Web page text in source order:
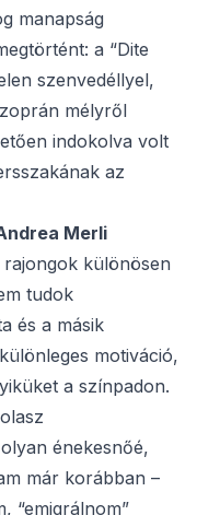
manapság
a “Dite
szenvedéllyel,
mélyről
indokolva volt
az
Merli
különösen
tudok
és a másik
motiváció,
a színpadon.
énekesnőé,
már korábban –
“emigrálnom”